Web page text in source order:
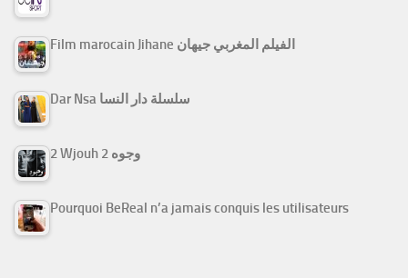
Film marocain Jihane الفيلم المغربي جيهان
Dar Nsa سلسلة دار النسا
2 Wjouh 2 وجوه
Pourquoi BeReal n’a jamais conquis les utilisateurs